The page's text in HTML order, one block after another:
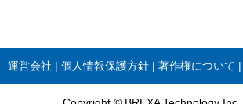
運営会社 個人情報保護方針 著作権について